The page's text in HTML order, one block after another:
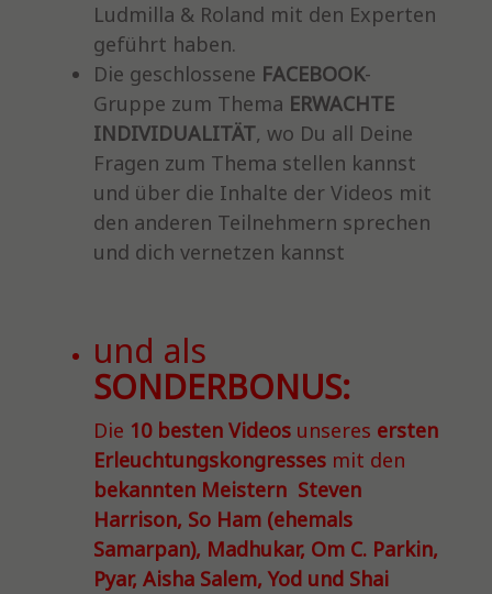
Ludmilla & Roland mit den Experten
geführt haben.
Die geschlossene FACEBOOK-
Gruppe zum Thema ERWACHTE
INDIVIDUALITÄT, wo Du all Deine
Fragen zum Thema stellen kannst
und über die Inhalte der Videos mit
den anderen Teilnehmern sprechen
und dich vernetzen kannst
und als
SONDERBONUS:
Die 10 besten Videos unseres ersten
Erleuchtungskongresses mit den
bekannten Meistern Steven
Harrison, So Ham (ehemals
Samarpan), Madhukar, Om C. Parkin,
Pyar, Aisha Salem, Yod und Shai